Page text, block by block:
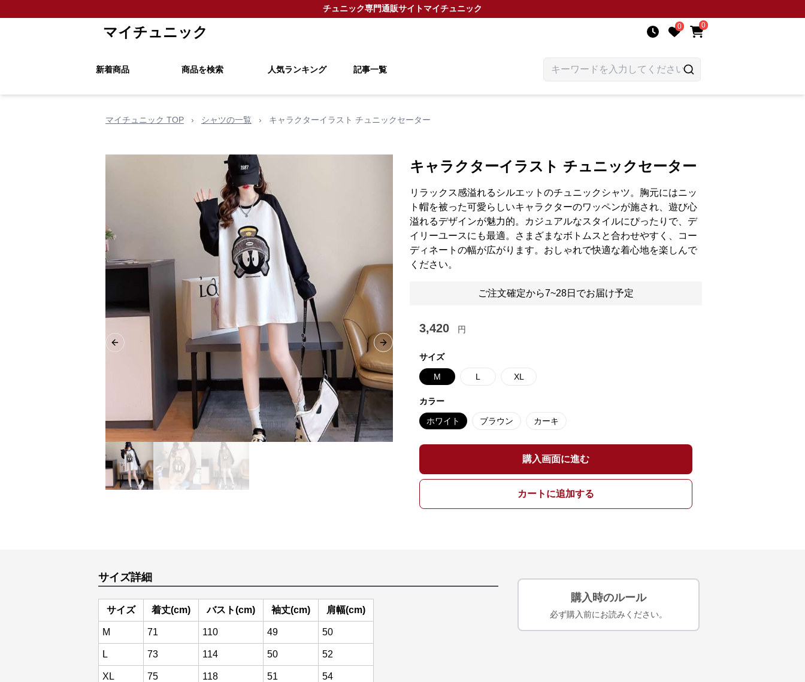
チュニック専門通販サイトマイチュニック
マイチュニック 0 0
新着商品 商品を検索 人気ランキング 記事一覧
マイチュニック TOP › シャツの一覧 › キャラクターイラスト チュニックセーター
Previous slide Next slide
キャラクターイラスト チュニックセーター
リラックス感溢れるシルエットのチュニックシャツ。胸元にはニッ
ト帽を被った可愛らしいキャラクターのワッペンが施され、遊び心
溢れるデザインが魅力的。カジュアルなスタイルにぴったりで、デ
イリーユースにも最適。さまざまなボトムスと合わせやすく、コー
ディネートの幅が広がります。おしゃれで快適な着心地を楽しんで
ください。
ご注文確定から7~28日でお届け予定
3,420 円
サイズ
M L XL
カラー
ホワイト ブラウン カーキ
購入画面に進む
カートに追加する
サイズ詳細
サイズ 着丈(cm) バスト(cm) 袖丈(cm) 肩幅(cm)
M 71 110 49 50
L 73 114 50 52
XL 75 118 51 54
購入時のルール
必ず購入前にお読みください。